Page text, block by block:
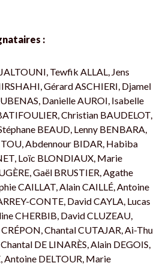
:
Tewfik ALLAL, Jens
Gérard ASCHIERI, Djamel
Danielle AUROI, Isabelle
Christian BAUDELOT,
BEAUD, Lenny BENBARA,
Abdennour BIDAR, Habiba
Loïc BLONDIAUX, Marie
Gaël BRUSTIER, Agathe
CAILLAT, Alain CAILLÉ, Antoine
CONTE, David CAYLA, Lucas
CHERBIB, David CLUZEAU,
Chantal CUTAJAR, Ai-Thu
DE LINARÈS, Alain DEGOIS,
Antoine DELTOUR, Marie